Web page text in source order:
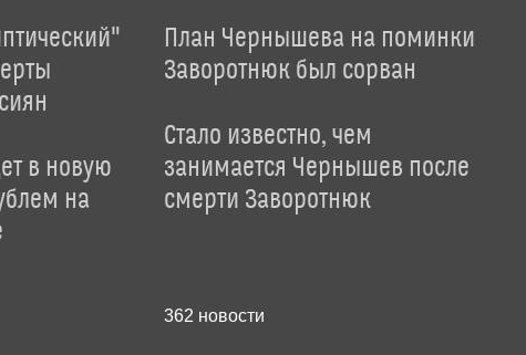
в новую
на
План Чернышева на поминки
Заворотнюк был сорван
Стало известно, чем
занимается Чернышев после
смерти Заворотнюк
362 новости